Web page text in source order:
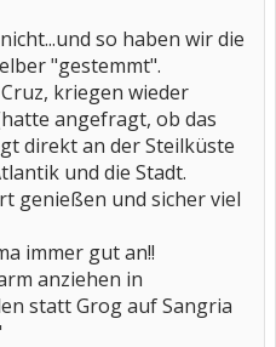
so haben wir die
"gestemmt".
kriegen wieder
angefragt, ob das
direkt an der Steilküste
und die Stadt.
genießen und sicher viel
immer gut an!!
anziehen in
statt Grog auf Sangria